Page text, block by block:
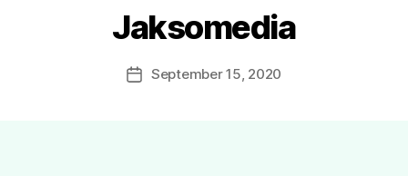
Jaksomedia
PostSeptember 15, 2020